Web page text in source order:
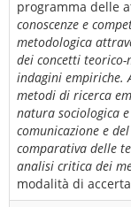
programma delle
conoscenze e
metodologica
dei concetti
indagini empiriche.
metodi di ricerca
natura sociologica
comunicazione e
comparativa delle
analisi critica dei
modalità di